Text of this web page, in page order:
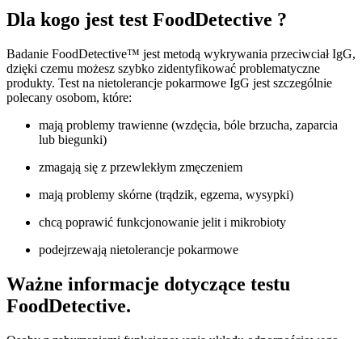
Dla kogo jest test FoodDetective ?
Badanie FoodDetective™ jest metodą wykrywania przeciwciał IgG,
dzięki czemu możesz szybko zidentyfikować problematyczne
produkty. Test na nietolerancje pokarmowe IgG jest szczególnie
polecany osobom, które:
mają problemy trawienne (wzdęcia, bóle brzucha, zaparcia
lub biegunki)
zmagają się z przewlekłym zmęczeniem
mają problemy skórne (trądzik, egzema, wysypki)
chcą poprawić funkcjonowanie jelit i mikrobioty
podejrzewają nietolerancje pokarmowe
Ważne informacje dotyczące testu
FoodDetective.